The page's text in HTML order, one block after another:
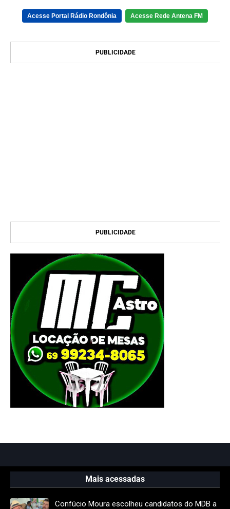
Acesse Portal Rádio Rondônia Acesse Rede Antena FM
PUBLICIDADE
PUBLICIDADE
Mais acessadas
Confúcio Moura escolheu candidatos do MDB a